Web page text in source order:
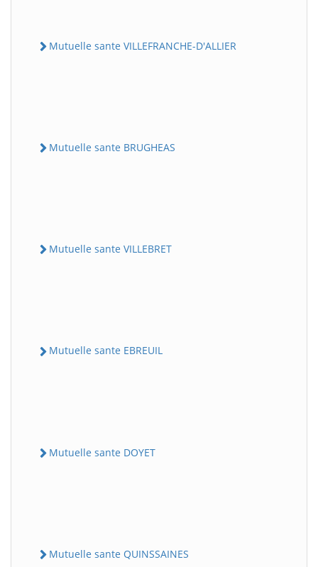
Mutuelle sante VILLEFRANCHE-D'ALLIER
Mutuelle sante BRUGHEAS
Mutuelle sante VILLEBRET
Mutuelle sante EBREUIL
Mutuelle sante DOYET
Mutuelle sante QUINSSAINES